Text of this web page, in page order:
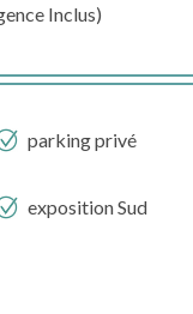
Inclus)
parking privé
exposition Sud